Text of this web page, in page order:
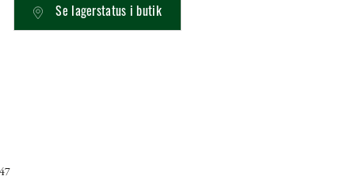
Se lagerstatus i butik